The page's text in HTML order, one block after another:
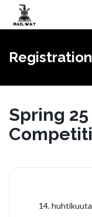
Registration
Spring
14.